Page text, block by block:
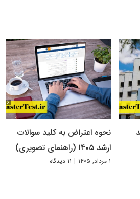
نحوه اعتراض به کلید سوالات
ارشد ۱۴۰۵ (راهنمای تصویری)
۱ مرداد, ۱۴۰۵ | ۱۱ دیدگاه